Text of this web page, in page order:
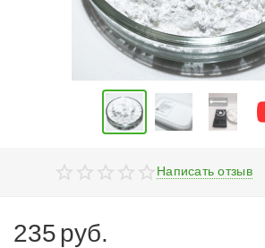
Написать отзыв
235руб.